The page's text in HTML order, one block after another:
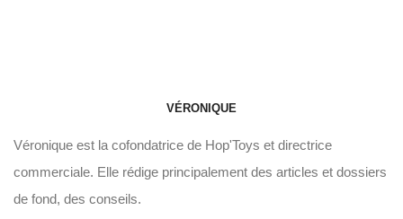
VÉRONIQUE
Véronique est la cofondatrice de Hop'Toys et directrice
commerciale. Elle rédige principalement des articles et dossiers
de fond, des conseils.